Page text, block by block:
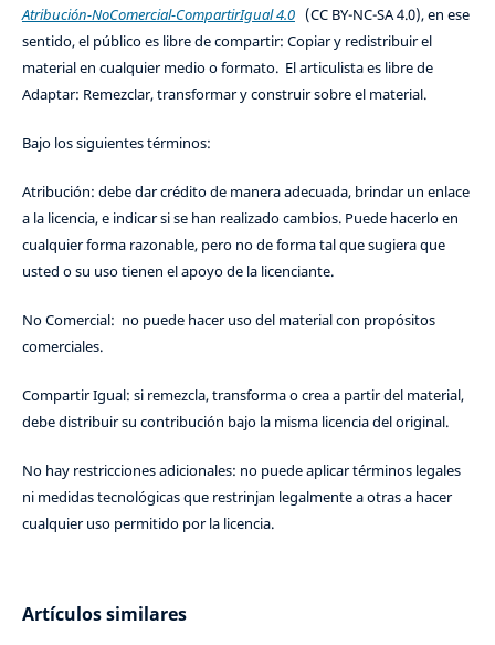
Atribución-NoComercial-CompartirIgual 4.0(CC BY-NC-SA 4.0), en ese
sentido, el público es libre de compartir: Copiar y redistribuir el
material en cualquier medio o formato. El articulista es libre de
Adaptar: Remezclar, transformar y construir sobre el material.
Bajo los siguientes términos:
Atribución: debe dar crédito de manera adecuada, brindar un enlace
a la licencia, e indicar si se han realizado cambios. Puede hacerlo en
cualquier forma razonable, pero no de forma tal que sugiera que
usted o su uso tienen el apoyo de la licenciante.
No Comercial: no puede hacer uso del material con propósitos
comerciales.
Compartir Igual: si remezcla, transforma o crea a partir del material,
debe distribuir su contribución bajo la misma licencia del original.
No hay restricciones adicionales: no puede aplicar términos legales
ni medidas tecnológicas que restrinjan legalmente a otras a hacer
cualquier uso permitido por la licencia.
Artículos similares